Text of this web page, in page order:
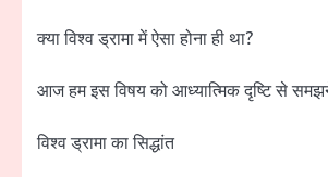
क्या विश्व ड्रामा में ऐसा होना ही था?
आज हम इस विषय को आध्यात्मिक दृष्टि से
विश्व ड्रामा का सिद्धांत